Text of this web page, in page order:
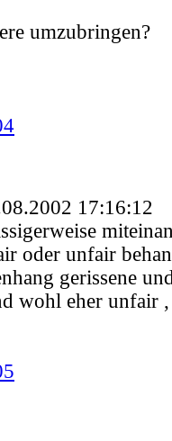
umzubringen?
17:16:12
oder unfair
gerissene
wohl eher unfair